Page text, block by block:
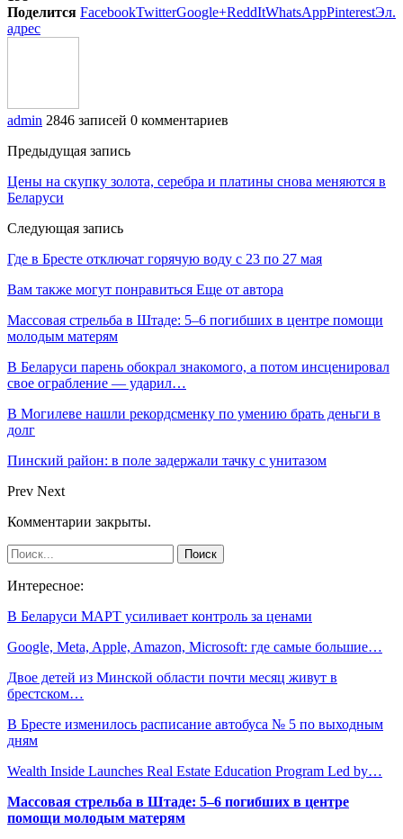
Поделится FacebookTwitterGoogle+ReddItWhatsAppPinterestЭл.
адрес
admin 2846 записей 0 комментариев
Предыдущая запись
Цены на скупку золота, серебра и платины снова меняются в
Беларуси
Следующая запись
Где в Бресте отключат горячую воду с 23 по 27 мая
Вам также могут понравиться Еще от автора
Массовая стрельба в Штаде: 5–6 погибших в центре помощи
молодым матерям
В Беларуси парень обокрал знакомого, а потом инсценировал
свое ограбление — ударил…
В Могилеве нашли рекордсменку по умению брать деньги в
долг
Пинский район: в поле задержали тачку с унитазом
Prev Next
Комментарии закрыты.
Интересное:
В Беларуси МАРТ усиливает контроль за ценами
Google, Meta, Apple, Amazon, Microsoft: где самые большие…
Двое детей из Минской области почти месяц живут в
брестском…
В Бресте изменилось расписание автобуса № 5 по выходным
дням
Wealth Inside Launches Real Estate Education Program Led by…
Массовая стрельба в Штаде: 5–6 погибших в центре
помощи молодым матерям